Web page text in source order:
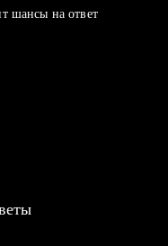
шансы на ответ